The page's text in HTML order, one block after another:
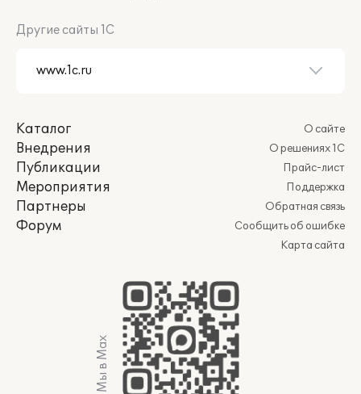
Другие сайты 1С
Каталог
Внедрения
Публикации
Мероприятия
Партнеры
Форум
О сайте
О решениях 1С
Прайс-лист
Поддержка
Обратная связь
Сообщить об ошибке
Карта сайта
Мы в Max